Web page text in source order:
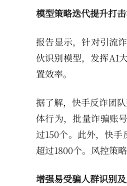
模型策略迭代提升打
报告显示，针对引流
伙识别模型，发挥AI
置效率。
据了解，快手反诈团
体行为，批量诈骗账
过150个。此外，快
超过1800个。风控策
增强易受骗人群识别